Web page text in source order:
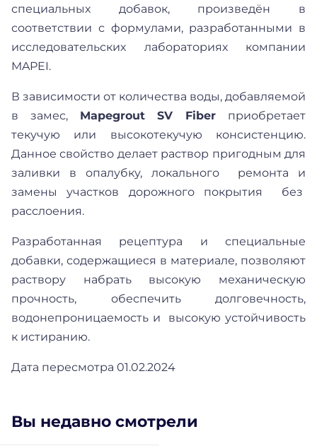
специальных добавок, произведён в
соответствии с формулами, разработанными в
исследовательских лабораториях компании
MAPEI.
В зависимости от количества воды, добавляемой
в замес, Mapegrout SV Fiber приобретает
текучую или высокотекучую консистенцию.
Данное свойство делает раствор пригодным для
заливки в опалубку, локального ремонта и
замены участков дорожного покрытия без
расслоения.
Разработанная рецептура и специальные
добавки, содержащиеся в материале, позволяют
раствору набрать высокую механическую
прочность, обеспечить долговечность,
водонепроницаемость и высокую устойчивость
к истиранию.
Дата пересмотра 01.02.2024
Вы недавно смотрели